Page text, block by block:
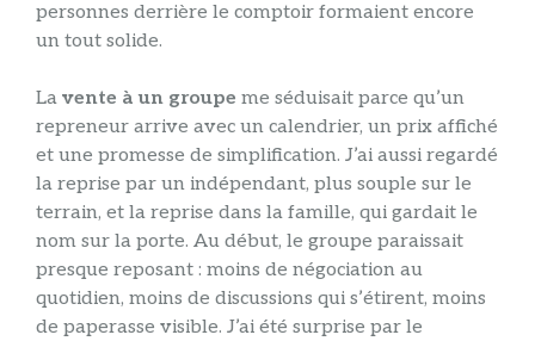
personnes derrière le comptoir formaient encore
un tout solide.
La vente à un groupe me séduisait parce qu’un
repreneur arrive avec un calendrier, un prix affiché
et une promesse de simplification. J’ai aussi regardé
la reprise par un indépendant, plus souple sur le
terrain, et la reprise dans la famille, qui gardait le
nom sur la porte. Au début, le groupe paraissait
presque reposant : moins de négociation au
quotidien, moins de discussions qui s’étirent, moins
de paperasse visible. J’ai été surprise par le